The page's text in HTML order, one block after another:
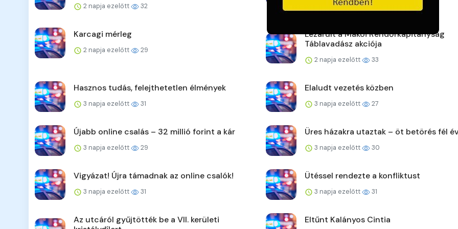
2 napja ezelőtt 32
Karcagi mérleg
2 napja ezelőtt 29
Lezárult a Makói Rendőrkapitányság
Táblavadász akciója
2 napja ezelőtt 33
Hasznos tudás, felejthetetlen élmények
3 napja ezelőtt 31
Elaludt vezetés közben
3 napja ezelőtt 27
Újabb online csalás – 32 millió forint a kár
3 napja ezelőtt 29
Üres házakra utaztak – öt betörés fél
3 napja ezelőtt 30
Vigyázat! Újra támadnak az online csalók!
3 napja ezelőtt 31
Ütéssel rendezte a konfliktust
3 napja ezelőtt 31
Az utcáról gyűjtötték be a VII. kerületi
Eltűnt Kalányos Cintia